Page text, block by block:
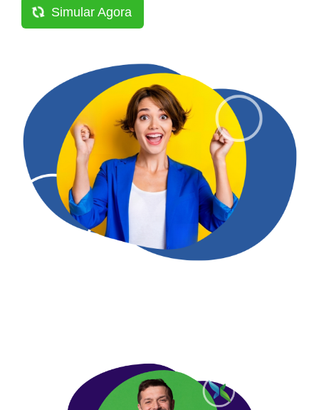
Simular Agora